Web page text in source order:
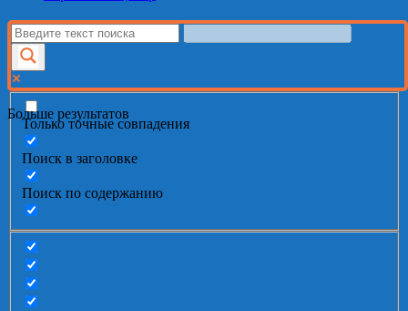
Больше результатов
Только точные совпадения
Поиск в заголовке
Поиск по содержанию